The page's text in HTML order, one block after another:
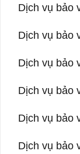
Dịch vụ bảo
Dịch vụ bảo
Dịch vụ bảo
Dịch vụ bảo
Dịch vụ bảo
Dịch vụ bảo